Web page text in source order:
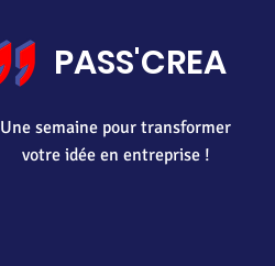
PASS'CREA
Une semaine pour transformer
votre idée en entreprise !